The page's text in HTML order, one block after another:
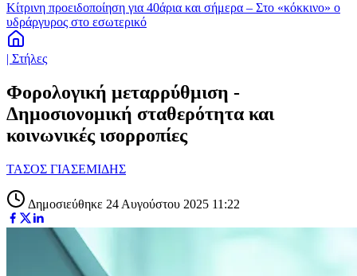
Κίτρινη προειδοποίηση για 40άρια και σήμερα – Στο «κόκκινο» ο
υδράργυρος στο εσωτερικό
| Στήλες
Φορολογική μεταρρύθμιση -
Δημοσιονομική σταθερότητα και
κοινωνικές ισορροπίες
ΤΑΣΟΣ ΓΙΑΣΕΜΙΔΗΣ
Δημοσιεύθηκε 24 Αυγούστου 2025 11:22